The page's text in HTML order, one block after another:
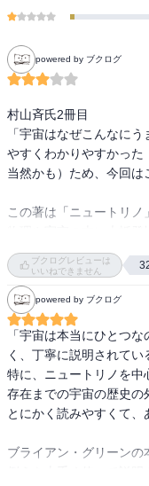
powered by ブクログ
村山斉氏2冊目
「宇宙はなぜこんなに
やすくわかりやすかっ
当然かも）ため、今回は
この著は「ニュートリノ
らないヤツである
この「ニュートリノ」を
「中性の（電気を持たな
これに少し補足を加える
宇宙を構成するすべて
う素粒子の仲間から形成
クォークとレプトンは，
おり、レプトンは電子と
（あれ？補足するほど、
ブクログレビューは
いいねできません
powered by ブクログ
「宇宙は本当にひとつ
く、丁寧に説明されてい
特に、ニュートリノを
存在までの宇宙の歴史の
とにかく読みやすくて、
ブライアン・グリーンの